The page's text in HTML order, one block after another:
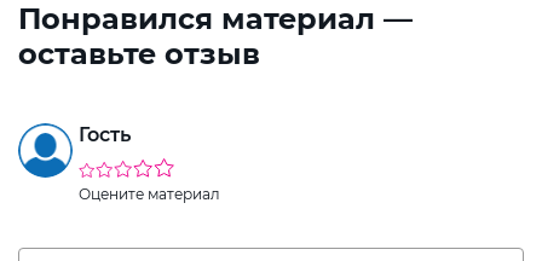
Понравился материал —
оставьте отзыв
Гость
Оцените материал